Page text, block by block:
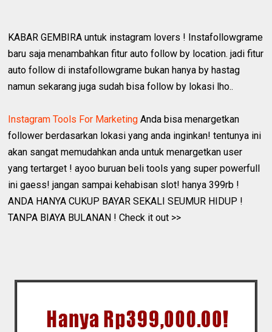
KABAR GEMBIRA untuk instagram lovers ! Instafollowgrame
baru saja menambahkan fitur auto follow by location. jadi fitur
auto follow di instafollowgrame bukan hanya by hastag
namun sekarang juga sudah bisa follow by lokasi lho..
Instagram Tools For Marketing Anda bisa menargetkan
follower berdasarkan lokasi yang anda inginkan! tentunya ini
akan sangat memudahkan anda untuk menargetkan user
yang tertarget ! ayoo buruan beli tools yang super powerfull
ini gaess! jangan sampai kehabisan slot! hanya 399rb !
ANDA HANYA CUKUP BAYAR SEKALI SEUMUR HIDUP !
TANPA BIAYA BULANAN ! Check it out >>